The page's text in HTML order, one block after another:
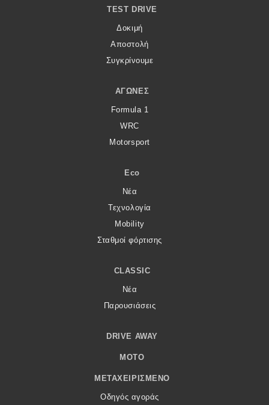
TEST DRIVE
Δοκιμή
Αποστολή
Συγκρίνουμε
ΑΓΏΝΕΣ
Formula 1
WRC
Motorsport
Eco
Νέα
Τεχνολογία
Mobility
Σταθμοί φόρτισης
CLASSIC
Νέα
Παρουσιάσεις
DRIVE AWAY
MOTO
ΜΕΤΑΧΕΙΡΙΣΜΈΝΟ
Οδηγός αγοράς